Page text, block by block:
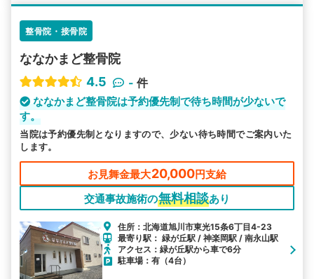
整骨院・接骨院
ななかまど整骨院
4.5
- 件
ななかまど整骨院は予約優先制で待ち時間が少ないで
す。
当院は予約優先制となりますので、少ない待ち時間でご案内いた
します。
お見舞金最大20,000円支給
交通事故施術の無料相談あり
住所：北海道旭川市東光15条6丁目4-23
最寄り駅： 緑が丘駅 / 神楽岡駅 / 南永山駅
アクセス：緑が丘駅から車で6分
駐車場：有（4台）